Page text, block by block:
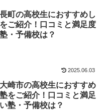
町の高校生におすすめし
ご紹介！口コミと満足度
・予備校は？
2025.06.03
崎市の高校生におすすめ
をご紹介！口コミと満足
塾・予備校は？